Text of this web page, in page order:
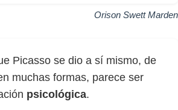
Orison Swett Marden
Picasso se dio a sí mismo, de
muchas formas, parece ser
psicológica.